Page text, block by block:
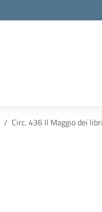
Circ. 436 Il Maggio dei